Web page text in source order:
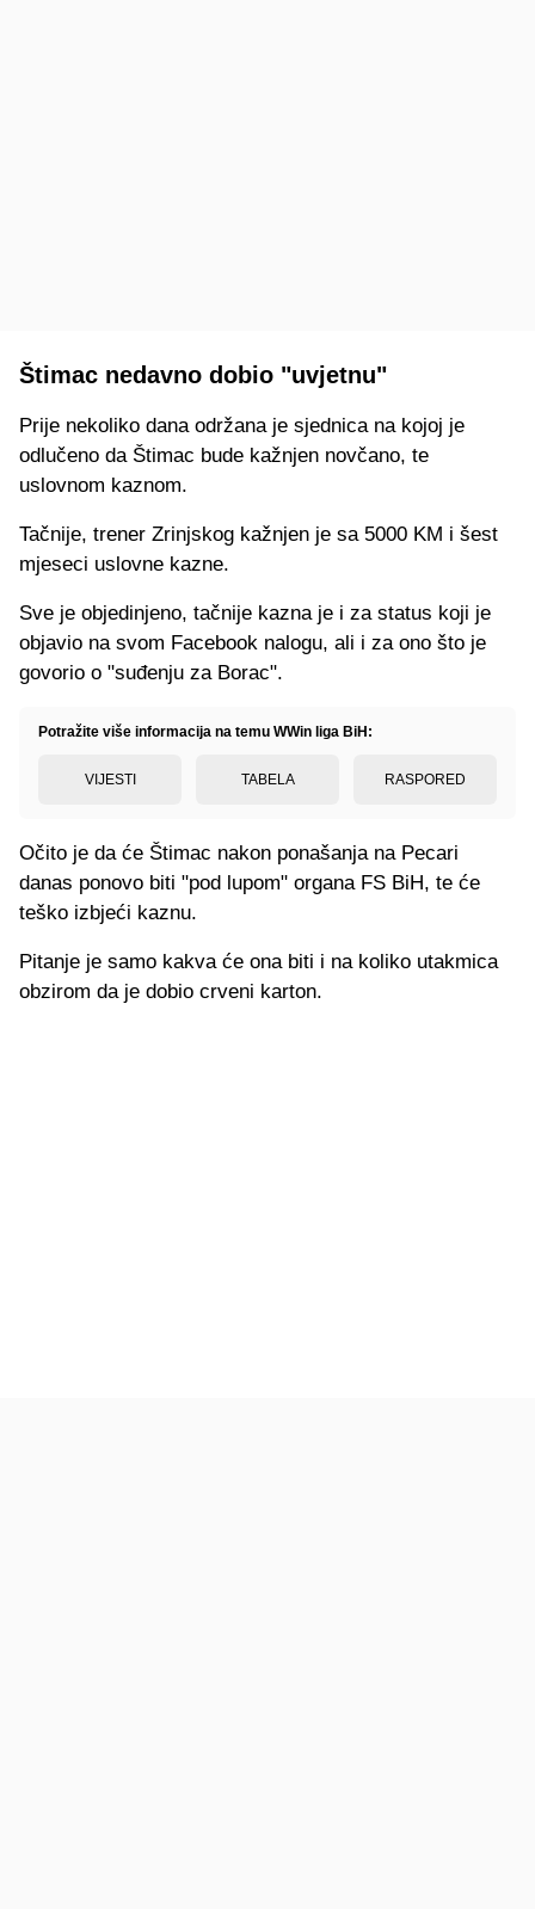
Štimac nedavno dobio "uvjetnu"
Prije nekoliko dana održana je sjednica na kojoj je
odlučeno da Štimac bude kažnjen novčano, te
uslovnom kaznom.
Tačnije, trener Zrinjskog kažnjen je sa 5000 KM i šest
mjeseci uslovne kazne.
Sve je objedinjeno, tačnije kazna je i za status koji je
objavio na svom Facebook nalogu, ali i za ono što je
govorio o "suđenju za Borac".
Potražite više informacija na temu WWin liga BiH:
VIJESTI TABELA RASPORED
Očito je da će Štimac nakon ponašanja na Pecari
danas ponovo biti "pod lupom" organa FS BiH, te će
teško izbjeći kaznu.
Pitanje je samo kakva će ona biti i na koliko utakmica
obzirom da je dobio crveni karton.